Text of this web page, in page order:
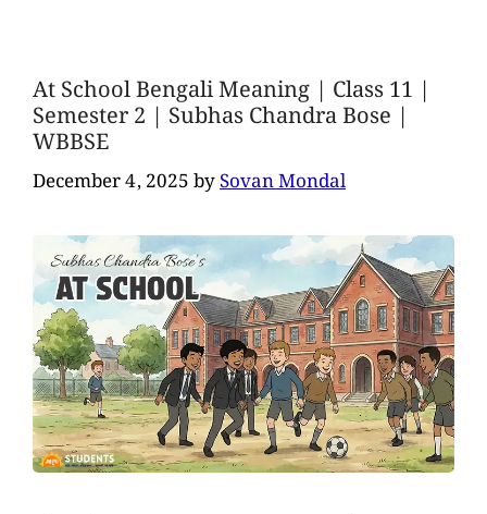
At School Bengali Meaning | Class 11 |
Semester 2 | Subhas Chandra Bose |
WBBSE
December 4, 2025bySovan Mondal